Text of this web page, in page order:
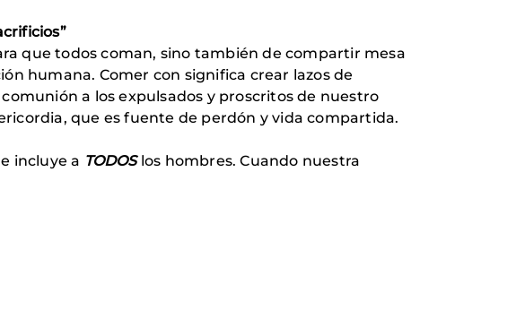
que todos coman, sino también de compartir mesa
humana. Comer con significa crear lazos de
a los expulsados y proscritos de nuestro
que es fuente de perdón y vida compartida.
incluye a TODOSlos hombres. Cuando nuestra